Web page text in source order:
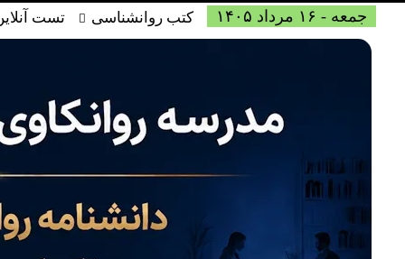
جمعه - ۱۶ مرداد ۱۴۰۵ کتب روانشناسی تست